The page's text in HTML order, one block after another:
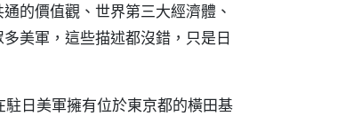
的價值觀、世界第三大經濟體、
美軍，這些描述都沒錯，只是日
日美軍擁有位於東京都的橫田基